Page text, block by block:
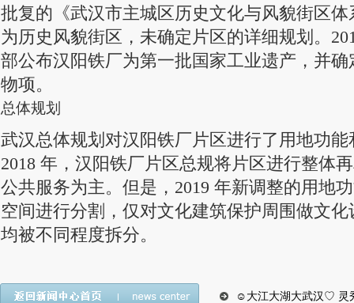
批复的《武汉市主城区历史文化与风貌街区
为历史风貌街区，未确定片区的详细规划。
部公布汉阳铁厂为第一批国家工业遗产，并
物项。
总体规划
武汉总体规划对汉阳铁厂片区进行了用地功
2018 年，汉阳铁厂片区总规将片区进行整体
公共服务为主。但是，2019 年新调整的用地
空间进行分割，仅对文化建筑保护周围做文
均被不同程度拆分。
☺大江大湖大武汉♡ 灵